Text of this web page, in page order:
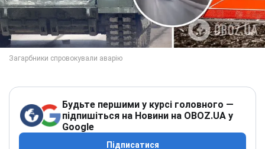
Будьте першими у курсі головного —
підпишіться на Новини на OBOZ.UA у
Google
Підписатися